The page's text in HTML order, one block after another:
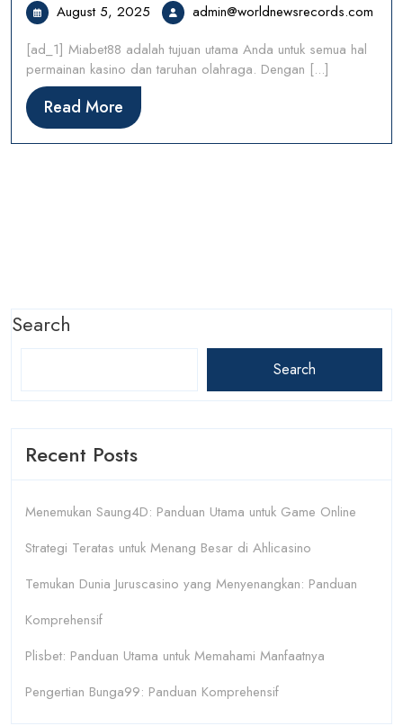
August 5, 2025 August
2025
admin@worldnewsrecords.com
[ad_1] Miabet88 adalah tujuan utama Anda untuk semua hal
permainan kasino dan taruhan olahraga. Dengan [...]
Read More Read
More
Search
Search
Recent Posts
Menemukan Saung4D: Panduan Utama untuk Game Online
Strategi Teratas untuk Menang Besar di Ahlicasino
Temukan Dunia Juruscasino yang Menyenangkan: Panduan
Komprehensif
Plisbet: Panduan Utama untuk Memahami Manfaatnya
Pengertian Bunga99: Panduan Komprehensif